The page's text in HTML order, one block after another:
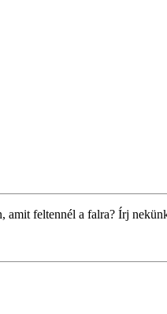
amit feltennél a falra? Írj